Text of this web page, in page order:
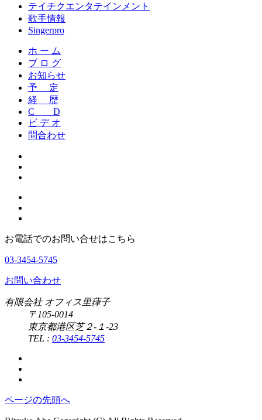
テイチクエンタテインメント
歌手情報
Singerpro
ホ ー ム
ブ ロ グ
お知らせ
予 定
経 歴
C D
ビ デ オ
問合わせ
お電話でのお問い合せはこちら
03-3454-5745
お問い合わせ
有限会社 オフィス里葎子
〒105-0014
東京都港区芝２-１-23
TEL : 03-3454-5745
ページの先頭へ